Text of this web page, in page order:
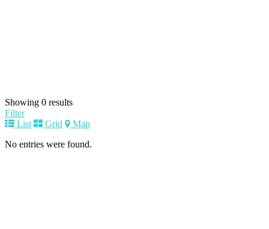
Showing 0 results
Filter
List
Grid
Map
No entries were found.